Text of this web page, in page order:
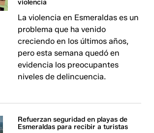
violencia
La violencia en Esmeraldas es un
problema que ha venido
creciendo en los últimos años,
pero esta semana quedó en
evidencia los preocupantes
niveles de delincuencia.
Refuerzan seguridad en playas de
Esmeraldas para recibir a turistas